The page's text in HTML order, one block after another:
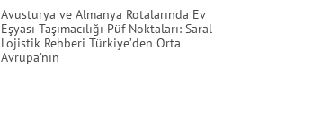
Avusturya ve Almanya Rotalarında Ev
Eşyası Taşımacılığı Püf Noktaları: Saral
Lojistik Rehberi Türkiye’den Orta
Avrupa’nın